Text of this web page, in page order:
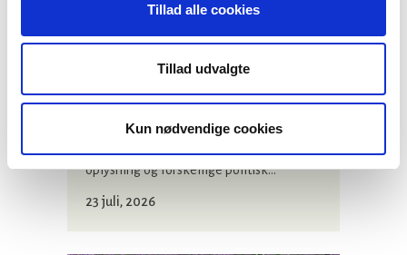
Tillad alle cookies
Tillad udvalgte
Kun nødvendige cookies
Stiftsgrænser
Hvis du er optaget af den aktuelle debat
om stiftsgrænser, så har Lolland-Falster
oplysning og forskellige politisk...
23 juli, 2026